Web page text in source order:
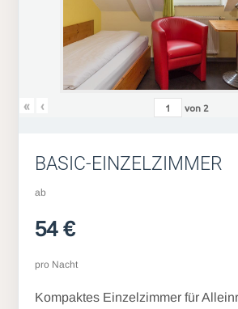
« ‹ von 2
BASIC-EINZELZIMMER
ab
54 €
pro Nacht
Kompaktes Einzelzimmer für